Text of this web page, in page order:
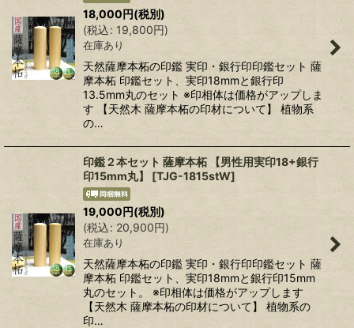
18,000円(税別)
(税込: 19,800円)
在庫あり
天然薩摩本柘の印鑑 実印・銀行印印鑑セット 薩
摩本柘 印鑑セット、実印18mmと銀行印
13.5mm丸のセット ※印相体は価格がアップしま
す 【天然木 薩摩本柘の印材について】 植物系
の…
印鑑２本セット 薩摩本柘 【男性用実印18+銀行
印15mm丸】
[TJG-1815stW]
19,000円(税別)
(税込: 20,900円)
在庫あり
天然薩摩本柘の印鑑 実印・銀行印印鑑セット 薩
摩本柘 印鑑セット、実印18mmと銀行印15mm
丸のセット。 ※印相体は価格がアップします
【天然木 薩摩本柘の印材について】 植物系の
印…